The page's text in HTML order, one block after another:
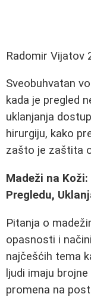
Radomir Vijatov
Sveobuhvatan
kada je pregled
uklanjanja
hirurgiju, kako
zašto je zaštita
Madeži na
Pregledu,
Pitanja o
opasnosti i
najčešćih tema
ljudi imaju
promena na